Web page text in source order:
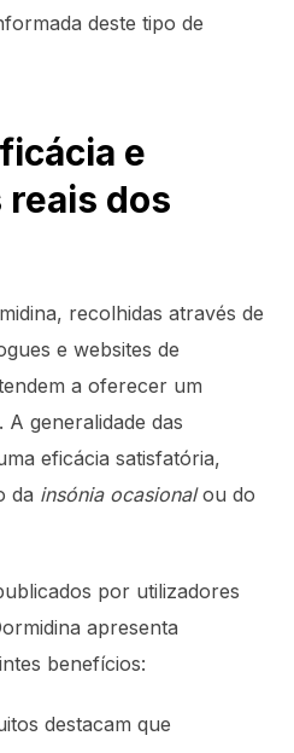
deste tipo de
e
dos
recolhidas através de
e websites de
a oferecer um
generalidade das
eficácia satisfatória,
da insónia ocasionalou do
por utilizadores
apresenta
benefícios:
destacam que